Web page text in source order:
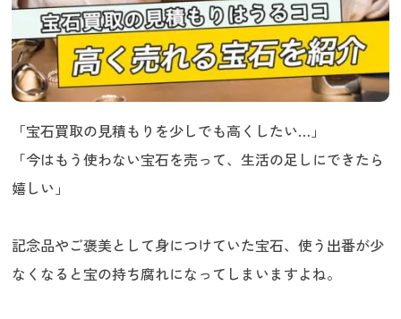
「宝石買取の見積もりを少しでも高くしたい…」
「今はもう使わない宝石を売って、生活の足しにできたら
嬉しい」
記念品やご褒美として身につけていた宝石、使う出番が少
なくなると宝の持ち腐れになってしまいますよね。